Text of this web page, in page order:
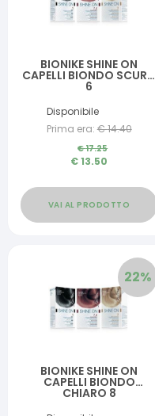
BIONIKE SHINE ON
CAPELLI BIONDO SCURO
6
Disponibile
Prima era: €14.40
€17.25
€13.50
VAI AL PRODOTTO
22%
BIONIKE SHINE ON
CAPELLI BIONDO
CHIARO 8